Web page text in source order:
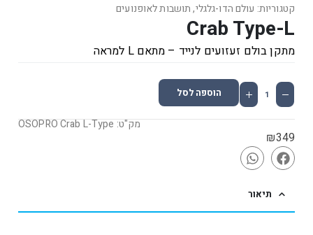
קטגוריות: עולם הדו-גלגלי,תושבות לאופנועים
Crab Type-L
מתקן בולם זעזועים לנייד – מתאם L למראה
₪349
מק"ט: OSOPRO Crab L-Type
הוספה לסל
תיאור